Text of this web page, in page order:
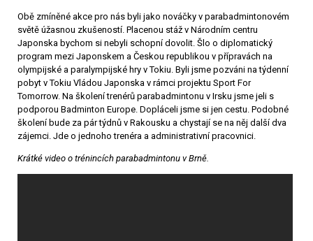
Obě zmíněné akce pro nás byli jako nováčky v parabadmintonovém
světě úžasnou zkušeností. Placenou stáž v Národním centru
Japonska bychom si nebyli schopní dovolit. Šlo o diplomatický
program mezi Japonskem a Českou republikou v přípravách na
olympijské a paralympijské hry v Tokiu. Byli jsme pozváni na týdenní
pobyt v Tokiu Vládou Japonska v rámci projektu Sport For
Tomorrow. Na školení trenérů parabadmintonu v Irsku jsme jeli s
podporou Badminton Europe. Dopláceli jsme si jen cestu. Podobné
školení bude za pár týdnů v Rakousku a chystají se na něj další dva
zájemci. Jde o jednoho trenéra a administrativní pracovnici.
Krátké video o trénincích parabadmintonu v Brně.